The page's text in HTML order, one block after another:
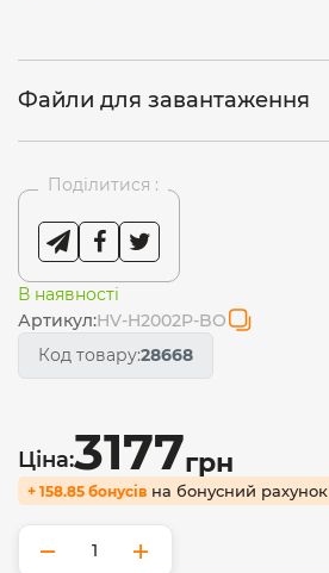
Файли для завантаження
Поділитися :
В наявності
Артикул:HV-H2002P-BO
Код товару:28668
Ціна:3177грн
+ 158.85 бонусів на бонусний рахунок
− +